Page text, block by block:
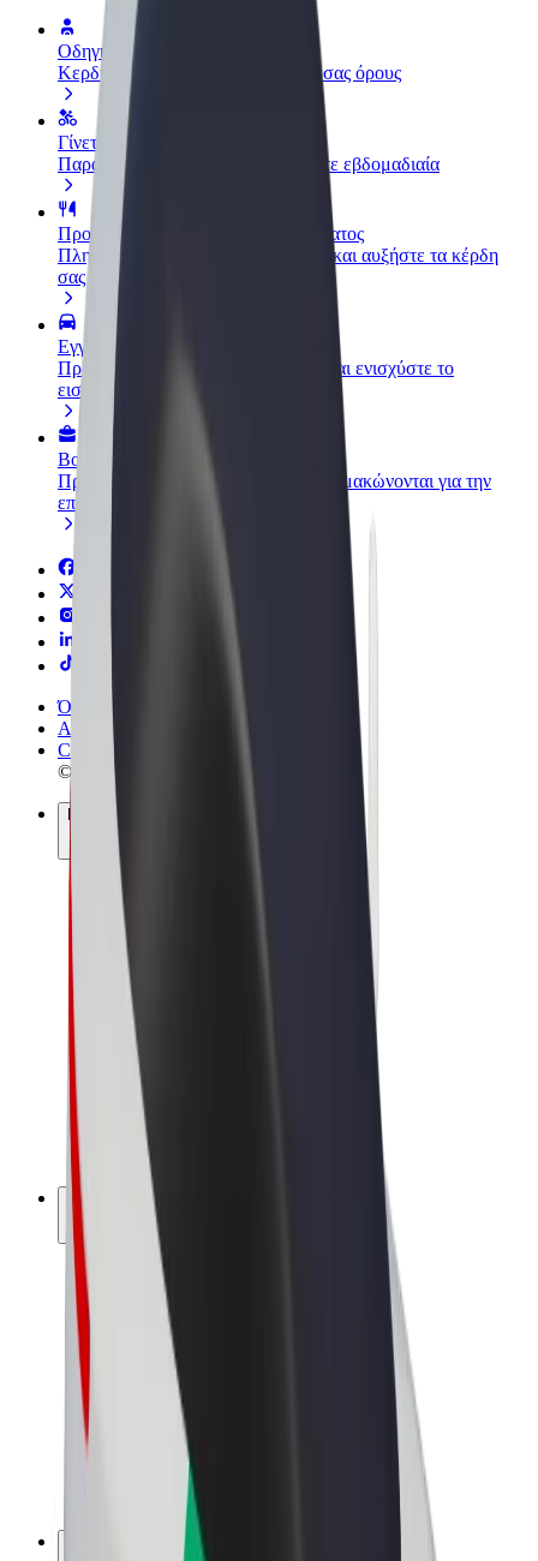
Οδηγήστε
Κερδίστε χρήματα με τους δικούς σας όρους
Γίνετε courier
Παραδώστε φαγητό και πληρώνεστε εβδομαδιαία
Προσθήκη εστιατορίου ή καταστήματος
Πλησιάστε περισσότερους πελάτες και αυξήστε τα κέρδη
σας
Εγγραφείτε ως ιδιοκτήτης στόλου
Προσθέστε το στόλο σας στο Bolt και ενισχύστε το
εισόδημά σας
Bolt for Business
Προϊόντα και υπηρεσίες Bolt που κλιμακώνονται για την
επιχείρησή σας
Όροι & Προϋποθέσεις
Απόρρητο
Cookies
© 2026 Bolt Technology OÜ
Προϊόντα
Διαδρομές
Σκούτερς
Αγορά Bolt
Bolt Food
Bolt Drive
Bolt for Business
Ηλεκτρικά ποδήλατα
Bolt Plus
Κερδίστε με Bolt
Οδηγοί
Απολαβές οδηγών
Διανομείς
Απολαβές διανομέων
Bolt Εμπόρους Τροφίμων
Franchises